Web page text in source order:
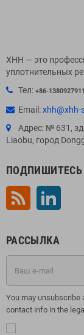
XHH — это
уплотнительных
Тел: +86-
Email:
Адрес: № 631,
Liaobu, город
Rss
РАССЫЛКА
You may unsubscribe
contact info in the